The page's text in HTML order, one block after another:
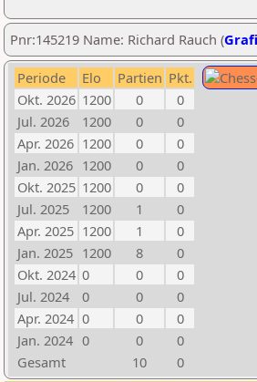
Pnr:145219 Name: Richard Rauch (
Periode Elo Partien Pkt.
Okt. 2026 1200 0
0
Jul. 2026
1200 0
0
Apr. 2026 1200 0
0
Jan. 2026 1200 0
0
Okt. 2025 1200 0
0
Jul. 2025
1200 1
0
Apr. 2025 1200 1
0
Jan. 2025 1200 8
0
Okt. 2024 0 0
0
Jul. 2024
0 0
0
Apr. 2024 0 0
0
Jan. 2024 0 0
0
Gesamt
10 0